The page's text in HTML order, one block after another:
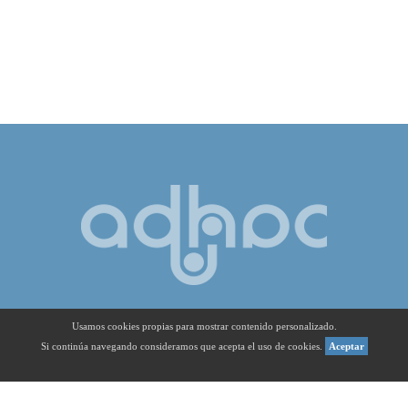
Usamos cookies propias para mostrar contenido personalizado.
Si continúa navegando consideramos que acepta el uso de cookies.
Aceptar